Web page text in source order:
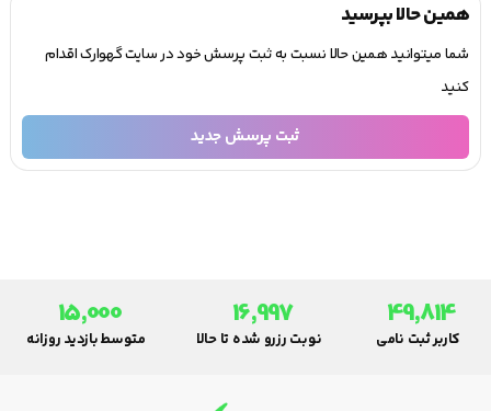
همین حالا بپرسید
شما میتوانید همین حالا نسبت به ثبت پرسش خود در سایت گهوارک اقدام
کنید
ثبت پرسش جدید
49,814
کاربر ثبت نامی
16,997
نوبت رزرو شده تا حالا
15,000
متوسط بازدید روزانه